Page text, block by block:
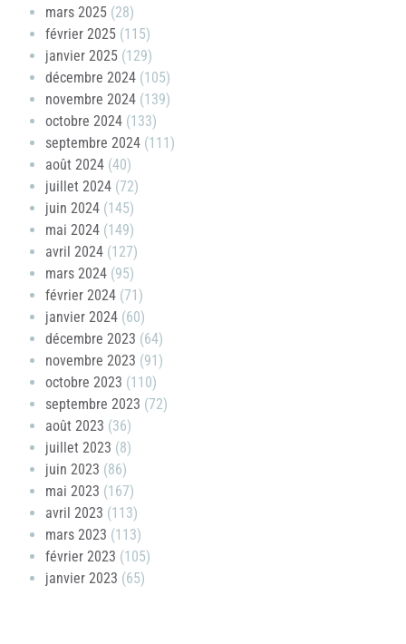
mars 2025 (28)
février 2025 (115)
janvier 2025 (129)
décembre 2024 (105)
novembre 2024 (139)
octobre 2024 (133)
septembre 2024 (111)
août 2024 (40)
juillet 2024 (72)
juin 2024 (145)
mai 2024 (149)
avril 2024 (127)
mars 2024 (95)
février 2024 (71)
janvier 2024 (60)
décembre 2023 (64)
novembre 2023 (91)
octobre 2023 (110)
septembre 2023 (72)
août 2023 (36)
juillet 2023 (8)
juin 2023 (86)
mai 2023 (167)
avril 2023 (113)
mars 2023 (113)
février 2023 (105)
janvier 2023 (65)